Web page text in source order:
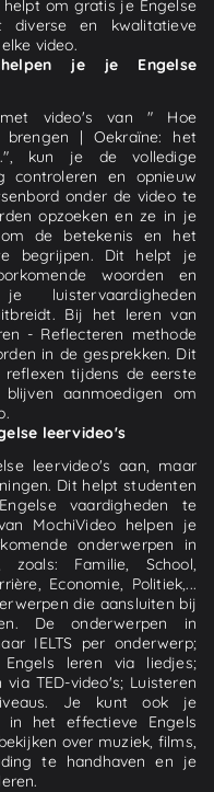
om gratis je Engelse
diverse en kwalitatieve
video.
je je Engelse
video's van " Hoe
brengen | Oekraïne: het
kun je de volledige
controleren en opnieuw
onder de video te
opzoeken en ze in je
de betekenis en het
begrijpen. Dit helpt je
woorden en
luistervaardigheden
Bij het leren van
- Reflecteren methode
in de gesprekken. Dit
tijdens de eerste
aanmoedigen om
leervideo's
leervideo's aan, maar
Dit helpt studenten
vaardigheden te
MochiVideo helpen je
onderwerpen in
zoals: Familie, School,
Economie, Politiek,...
die aansluiten bij
De onderwerpen in
IELTS per onderwerp;
leren via liedjes;
TED-video's; Luisteren
Je kunt ook je
in het effectieve Engels
over muziek, films,
te handhaven en je